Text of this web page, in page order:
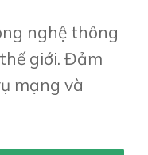
nghệ thông
giới. Đảm
mạng và